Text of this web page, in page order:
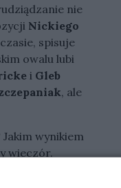
nie
Nickiego
spisuje
owalu lubi
i Gleb
, ale
wynikiem
wieczór.